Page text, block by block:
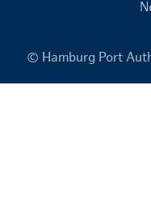
© Hamburg Port